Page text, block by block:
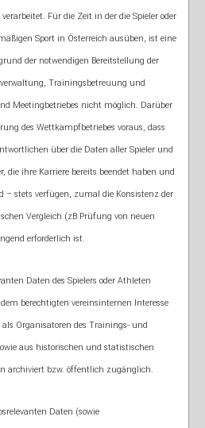
verarbeitet. Für die Zeit in der die Spieler oder
Sport in Österreich ausüben, ist eine
der notwendigen Bereitstellung der
Trainingsbetreuung und
Meetingbetriebes nicht möglich. Darüber
des Wettkampfbetriebes voraus, dass
über die Daten aller Spieler und
die ihre Karriere bereits beendet haben und
– stets verfügen, zumal die Konsistenz der
Vergleich (zB Prüfung von neuen
erforderlich ist.
Daten des Spielers oder Athleten
berechtigten vereinsinternen Interesse
Organisatoren des Trainings- und
aus historischen und statistischen
archiviert bzw. öffentlich zugänglich.
Daten (sowie